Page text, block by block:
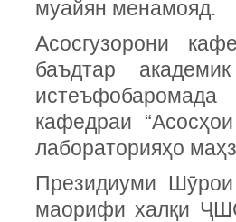
муайян менамояд.
Асосгузорони
баъдтар
кафедраи
лабораторияҳо
Президиуми
маорифи халқи